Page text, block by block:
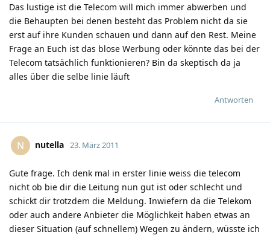
Das lustige ist die Telecom will mich immer abwerben und
die Behaupten bei denen besteht das Problem nicht da sie
erst auf ihre Kunden schauen und dann auf den Rest. Meine
Frage an Euch ist das blose Werbung oder könnte das bei der
Telecom tatsächlich funktionieren? Bin da skeptisch da ja
alles über die selbe linie läuft
Antworten
N nutella 23. März 2011
Gute frage. Ich denk mal in erster linie weiss die telecom
nicht ob bie dir die Leitung nun gut ist oder schlecht und
schickt dir trotzdem die Meldung. Inwiefern da die Telekom
oder auch andere Anbieter die Möglichkeit haben etwas an
dieser Situation (auf schnellem) Wegen zu ändern, wüsste ich